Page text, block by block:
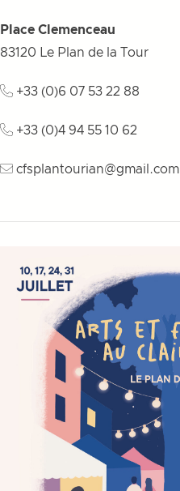
Place Clemenceau
83120 Le Plan de la Tour
+33 (0)6 07 53 22 88
+33 (0)4 94 55 10 62
cfsplantourian@gmail.com